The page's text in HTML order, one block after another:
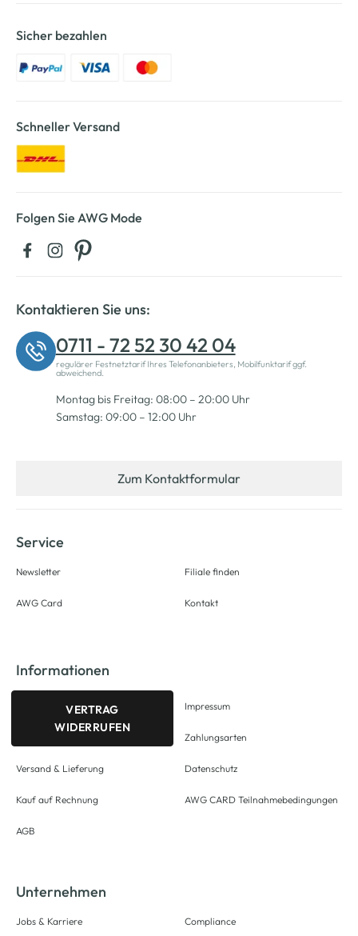
Sicher bezahlen
Schneller Versand
Folgen Sie AWG Mode
Kontaktieren Sie uns:
0711 - 72 52 30 42 04
regulärer Festnetztarif Ihres Telefonanbieters, Mobilfunktarif ggf.
abweichend.
Montag bis Freitag: 08:00 – 20:00 Uhr
Samstag: 09:00 – 12:00 Uhr
Zum Kontaktformular
Service
Newsletter
AWG Card
Filiale finden
Kontakt
Informationen
VERTRAG
WIDERRUFEN
Versand & Lieferung
Kauf auf Rechnung
AGB
Impressum
Zahlungsarten
Datenschutz
AWG CARD Teilnahmebedingungen
Unternehmen
Jobs & Karriere Compliance